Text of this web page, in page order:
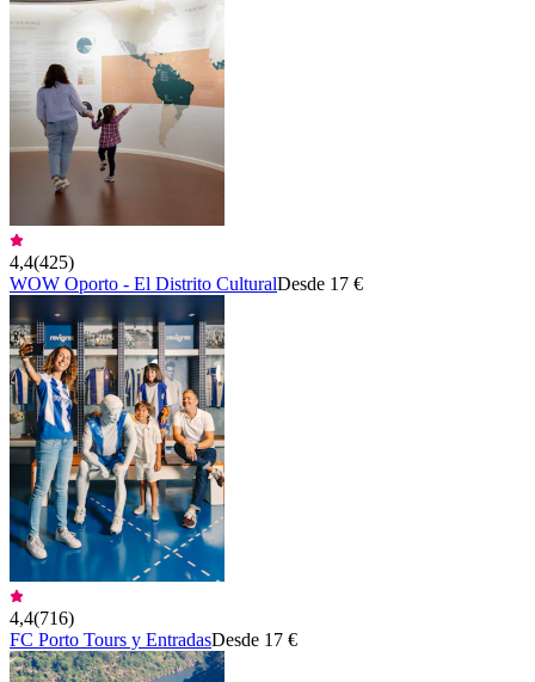
4,4(425)
WOW Oporto - El Distrito CulturalDesde 17 €
4,4(716)
FC Porto Tours y EntradasDesde 17 €